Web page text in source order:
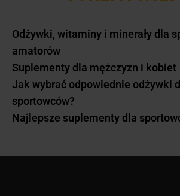
Odżywki, witaminy i minerały dla
amatorów
Suplementy dla mężczyzn i kobiet
Jak wybrać odpowiednie odżywki
sportowców?
Najlepsze suplementy dla